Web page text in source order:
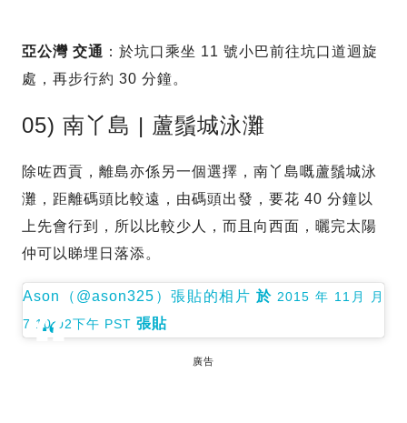
亞公灣 交通 ：於坑口乘坐 11 號小巴前往坑口道迴旋
處，再步行約 30 分鐘。
05) 南丫島 | 蘆鬚城泳灘
除咗西貢，離島亦係另一個選擇，南丫島嘅蘆鬚城泳
灘，距離碼頭比較遠，由碼頭出發，要花 40 分鐘以
上先會行到，所以比較少人，而且向西面，曬完太陽
仲可以睇埋日落添。
Ason（@ason325）張貼的相片 於 2015 年 11月 月
7 10:02下午 PST 張貼
廣告